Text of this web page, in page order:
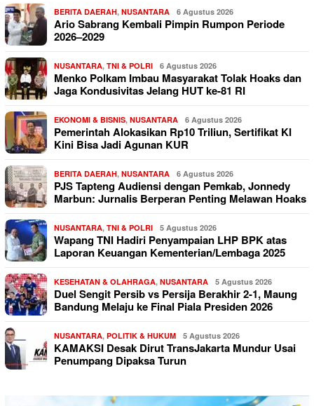
BERITA DAERAH, NUSANTARA 6 Agustus 2026
Ario Sabrang Kembali Pimpin Rumpon Periode
2026–2029
NUSANTARA, TNI & POLRI 6 Agustus 2026
Menko Polkam Imbau Masyarakat Tolak Hoaks dan
Jaga Kondusivitas Jelang HUT ke-81 RI
EKONOMI & BISNIS, NUSANTARA 6 Agustus 2026
Pemerintah Alokasikan Rp10 Triliun, Sertifikat KI
Kini Bisa Jadi Agunan KUR
BERITA DAERAH, NUSANTARA 6 Agustus 2026
PJS Tapteng Audiensi dengan Pemkab, Jonnedy
Marbun: Jurnalis Berperan Penting Melawan Hoaks
NUSANTARA, TNI & POLRI 5 Agustus 2026
Wapang TNI Hadiri Penyampaian LHP BPK atas
Laporan Keuangan Kementerian/Lembaga 2025
KESEHATAN & OLAHRAGA, NUSANTARA 5 Agustus 2026
Duel Sengit Persib vs Persija Berakhir 2-1, Maung
Bandung Melaju ke Final Piala Presiden 2026
NUSANTARA, POLITIK & HUKUM 5 Agustus 2026
KAMAKSI Desak Dirut TransJakarta Mundur Usai
Penumpang Dipaksa Turun